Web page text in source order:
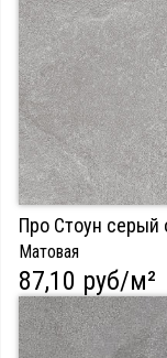
Про Стоун серый
Матовая
87,10 руб/м²